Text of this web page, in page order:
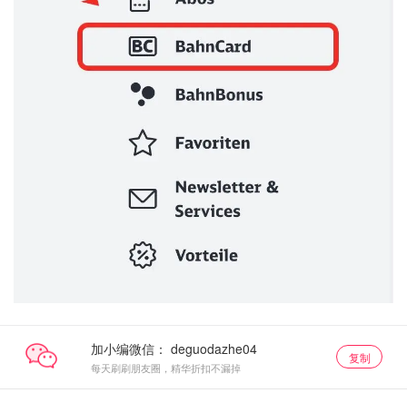
加小编微信：
每天刷刷朋友圈，精华折扣不漏掉
复制